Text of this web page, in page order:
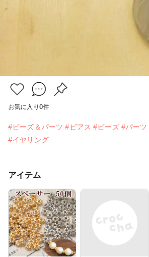
お気に入り 0件
#ビーズ＆パーツ #ピアス #ビーズ #パーツ
#イヤリング
アイテム